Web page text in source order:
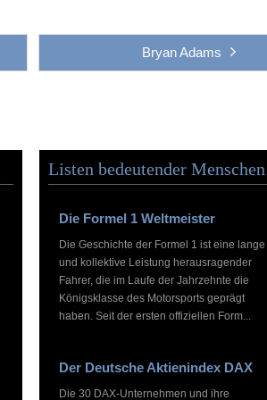
Bryan Adams
Listen bedeutender Menschen
Die Formel 1 Weltmeister
Die Geschichte der Formel 1 ist eine lange
und kollektive Leistung herausragender
Fahrer, die im Laufe der Jahrzehnte die
Königsklasse des Motorsports geprägt
haben. Seit der ersten offiziellen Form...
Der Deutsche Aktienindex DAX
Die 30 DAX-Unternehmen und ihre